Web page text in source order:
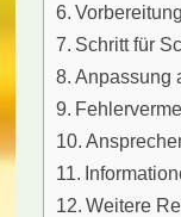
Schritt für
Anpassung
Weitere